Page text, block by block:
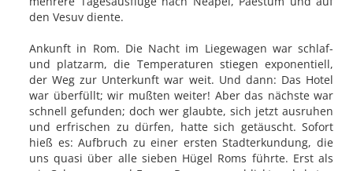
den Vesuv diente.
Ankunft in Rom. Die Nacht im Liegewagen war schlaf-
und platzarm, die Temperaturen stiegen exponentiell,
der Weg zur Unterkunft war weit. Und dann: Das Hotel
war überfüllt; wir mußten weiter! Aber das nächste war
schnell gefunden; doch wer glaubte, sich jetzt ausruhen
und erfrischen zu dürfen, hatte sich getäuscht. Sofort
hieß es: Aufbruch zu einer ersten Stadterkundung, die
uns quasi über alle sieben Hügel Roms führte. Erst als